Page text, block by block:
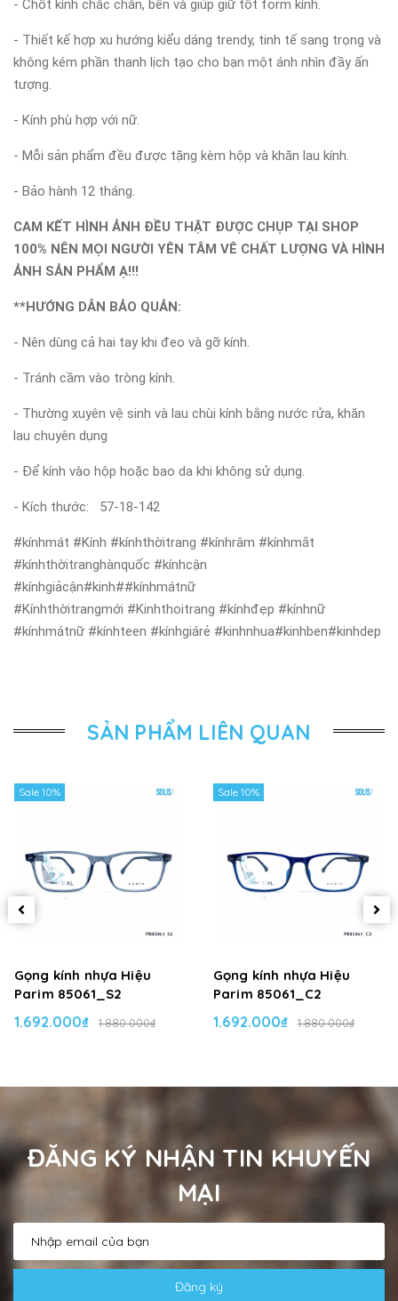
- Chốt kính chắc chắn, bền và giúp giữ tốt form kính.
- Thiết kế hợp xu hướng kiểu dáng trendy, tinh tế sang trọng và
không kém phần thanh lịch tạo cho bạn một ánh nhìn đầy ấn
tượng.
- Kính phù hợp với nữ.
- Mỗi sản phẩm đều được tặng kèm hộp và khăn lau kính.
- Bảo hành 12 tháng.
CAM KẾT HÌNH ẢNH ĐỀU THẬT ĐƯỢC CHỤP TẠI SHOP
100% NÊN MỌI NGƯỜI YÊN TÂM VÊ CHẤT LƯỢNG VÀ HÌNH
ẢNH SẢN PHẨM Ạ!!!
**HƯỚNG DẪN BẢO QUẢN:
- Nên dùng cả hai tay khi đeo và gỡ kính.
- Tránh cầm vào tròng kính.
- Thường xuyên vệ sinh và lau chùi kính bằng nước rửa, khăn
lau chuyên dụng
- Để kính vào hộp hoặc bao da khi không sử dụng.
- Kích thước: 57-18-142
#kínhmát #Kính #kínhthờitrang #kínhrâm #kínhmắt
#kínhthờitranghànquốc #kínhcận
#kínhgiảcận#kinh##kínhmátnữ
#Kínhthờitrangmới #Kinhthoitrang #kínhđẹp #kínhnữ
#kínhmátnữ #kínhteen #kínhgiárẻ #kinhnhua#kinhben#kinhdep
SẢN PHẨM LIÊN QUAN
Sale 10%
Gọng kính nhựa Hiệu
Parim 85061_S2
1.692.000₫ 1.880.000₫
Sale 10%
Gọng kính nhựa Hiệu
Parim 85061_C2
1.692.000₫ 1.880.000₫
ĐĂNG KÝ NHẬN TIN KHUYẾN
MẠI
Đăng ký